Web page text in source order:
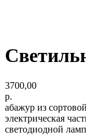
3700,00
р.
абажур из
электрическая
светодиодной